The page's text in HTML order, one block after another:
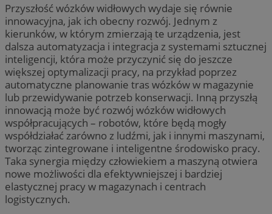
Przyszłość wózków widłowych wydaje się równie
innowacyjna, jak ich obecny rozwój. Jednym z
kierunków, w którym zmierzają te urządzenia, jest
dalsza automatyzacja i integracja z systemami sztucznej
inteligencji, która może przyczynić się do jeszcze
większej optymalizacji pracy, na przykład poprzez
automatyczne planowanie tras wózków w magazynie
lub przewidywanie potrzeb konserwacji. Inną przyszłą
innowacją może być rozwój wózków widłowych
współpracujących – robotów, które będą mogły
współdziałać zarówno z ludźmi, jak i innymi maszynami,
tworząc zintegrowane i inteligentne środowisko pracy.
Taka synergia między człowiekiem a maszyną otwiera
nowe możliwości dla efektywniejszej i bardziej
elastycznej pracy w magazynach i centrach
logistycznych.